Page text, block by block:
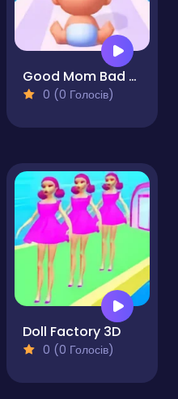
Good Mom Bad Mom
0 (0 Голосів)
Doll Factory 3D
0 (0 Голосів)